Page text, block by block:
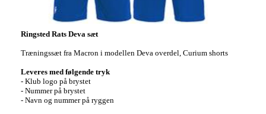
Ringsted Rats Deva sæt
Træningssæt fra Macron i modellen Deva overdel, Curium shorts
Leveres med følgende tryk
- Klub logo på brystet
- Nummer på brystet
- Navn og nummer på ryggen